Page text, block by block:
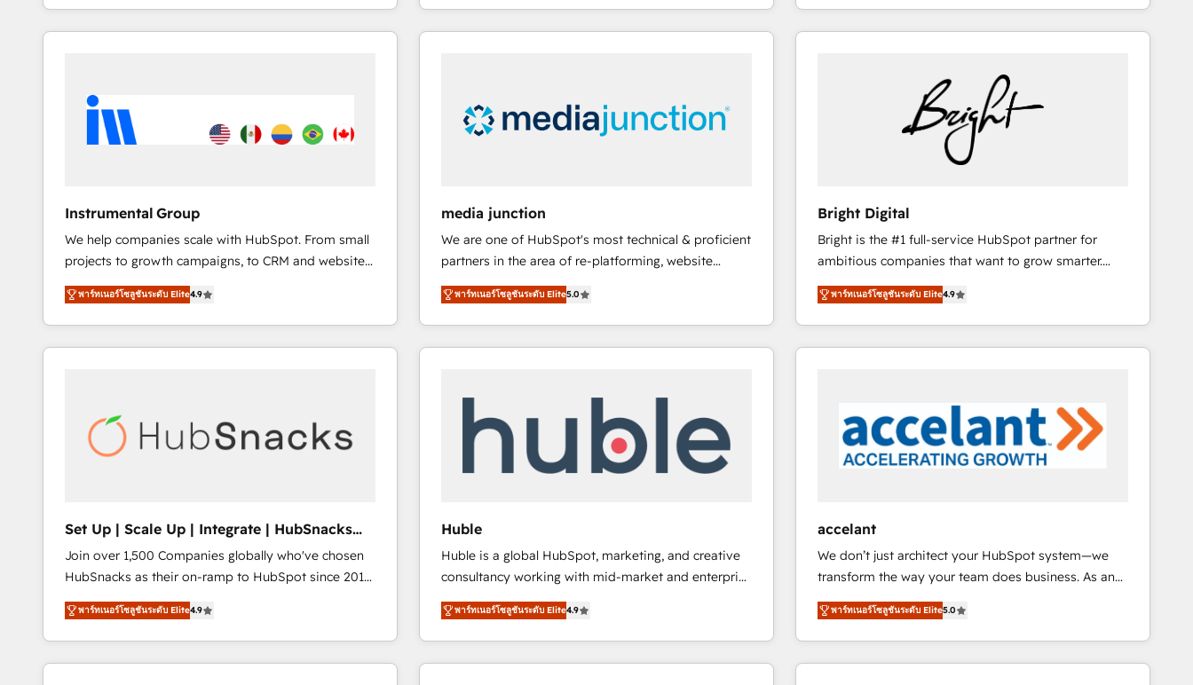
learn more!
planning and hands-on technical execution - building
the operational foundation companies need to
Franchises - Professional Services - And more! How
we help: ✔️ Full HubSpot implementations and portal
optimization ✔️ Data migrations, CRM architecture,
based engagements and ongoing RevOps
partnerships, we guide organizations through the
revenue maturity model - delivering the right
improvements at the right time so operations
evolve strategically and sustainably as the business
grows.
and 370+ specialists across EMEA, APAC and NAM,
we de-risk complex CRM programmes and
scale. 🏆 HubSpot’s CEO called us “the partner of the
future.” Others agree it is proof of trust built through
hands you the blend of HubSpot expertise &
eminent solutions & integrations. Trust us to
Elite Partners with 10+ years of HubSpot experience
🤝HubSpot Premier Integration partner 🤝Google
Premier Partner 2023 🌟5 HubSpot Accreditations 🌟
Won HubSpot Theme Challenge 2021 🌟INBOUND’19
HubSpot experience ✔️Flexible pricing models —
Hourly-fee (assigned one Dedicated HubSpot
Admin); Monthly-fee (HubSpot Admin + Project
Manager); and Fixed Project Cost (as per
requirement). ✔️Helped over 25,000+ customers so
far with our HubSpot solutions. ✔️Bespoke apps &
on-demand bundle services. Connect with us today!
Instrumental Group
We help companies scale with HubSpot. From small
projects to growth campaigns, to CRM and websites.
Hire an agency that's experienced in every inch of
HubSpot and willing to work hand-in-hand with your
team to simplify the complex and build a better
experience for your team and customers.
พาร์ทเนอร์โซลูชันระดับ Elite4.9
media junction
We are one of HubSpot's most technical & proficient
partners in the area of re-platforming, website
design & development. We specialize in multi-hub
implementations for mid-market & enterprise
companies. We are woman-owned, powered by
coffee, and we ❤️ dogs. We produce award-winning
Award 🏆2020 Elite Solutions Partner 🏆2019
Integrations HubSpot Impact Award 🏆2019
Marketing Enablement HubSpot Impact Award 🏆
Growth-Driven Design Agency of the Year 🏆2016
Sales Enablement HubSpot Impact Award 🏆2015
Growth-Driven Design Agency of the Year 🏆2015
Became the 5th Agency to reach Diamond 🏆2014
HubSpot COS Performance Award 🏆2014 HubSpot
COS Design Award 🏆2013 HubSpot Marketplace
Provider of the Year 🏆2011 Became a HubSpot
พาร์ทเนอร์โซลูชันระดับ Elite5.0
Bright Digital
Bright is the #1 full-service HubSpot partner for
ambitious companies that want to grow smarter.
From HubSpot onboarding, to training, from
developing a new website to lead generation and
digital marketing; we do it all (and with great
results)! In short, our services include: - HubSpot
integrations - Marketing & sales solutions: digital
marketing, advertising, campaigns, content and
design We connect people, data and technology to
your challenge; our passionate and growth driven
team of 100+ experts is ready for you! Driving digital
growth | www.brightdigital.com
พาร์ทเนอร์โซลูชันระดับ Elite4.9
Set Up | Scale Up | Integrate | HubSnacks
FlexPlan
Join over 1,500 Companies globally who've chosen
HubSnacks as their on-ramp to HubSpot since 2014
Simple pay-as-you-go plans that accelerate value...
1️⃣ Set Up | Onboarding New or Check-fixing existing
HubSpot portals 2️⃣ Scale Up | 100% HubSpot Task
Execution... Global 24/7 ... All Experts 3️⃣ Integrate |
พาร์ทเนอร์โซลูชันระดับ Elite4.9
Huble
Huble is a global HubSpot, marketing, and creative
consultancy working with mid-market and enterprise
businesses. We go beyond implementation, shaping
the strategy, processes, and teams that turn
HubSpot into a genuine growth engine. Named
HubSpot's Global Partner of the Year in 2024,
พาร์ทเนอร์โซลูชันระดับ Elite4.9
accelant
We don’t just architect your HubSpot system—we
transform the way your team does business. As an
Elite HubSpot Solutions Partner, we specialize in
creating tailored, end-to-end CRM solutions that
accelerate growth, improve operational efficiency,
and ensure faster time to value on HubSpot. What
พาร์ทเนอร์โซลูชันระดับ Elite5.0